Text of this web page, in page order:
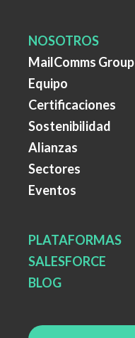
NOSOTROS
MailComms Group
Equipo
Certificaciones
Sostenibilidad
Alianzas
Sectores
Eventos
PLATAFORMAS
SALESFORCE
BLOG